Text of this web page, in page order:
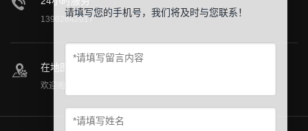
13902842017
在地图上找到我们
欢迎阁下莅临公司参观指导！
请填写您的手机号，我们将及时与您联系！